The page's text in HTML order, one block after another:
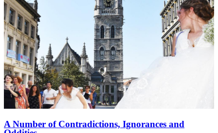
A Number of Contradictions, Ignorances and